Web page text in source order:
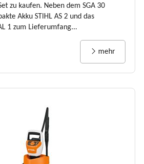
zu kaufen. Neben dem SGA 30
Akku STIHL AS 2 und das
1 zum Lieferumfang...
mehr